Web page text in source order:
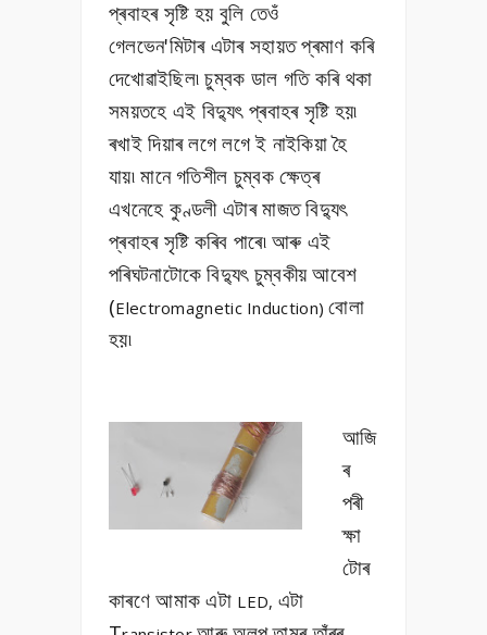
প্ৰবাহৰ সৃষ্টি হয় বুলি তেওঁ
গেলভেন'মিটাৰ এটাৰ সহায়ত প্ৰমাণ কৰি
দেখোৱাইছিল৷ চুম্বক ডাল গতি কৰি থকা
সময়তহে এই বিদ্যুৎ প্ৰবাহৰ সৃষ্টি হয়৷
ৰখাই দিয়াৰ লগে লগে ই নাইকিয়া হৈ
যায়৷ মানে গতিশীল চুম্বক ক্ষেত্ৰ
এখনেহে কুণ্ডলী এটাৰ মাজত বিদ্যুৎ
প্ৰবাহৰ সৃষ্টি কৰিব পাৰে৷ আৰু এই
পৰিঘটনাটোকে বিদ্যুৎ চুম্বকীয় আবেশ
(Electromagnetic Induction)বোলা
হয়৷
আজি
ৰ
পৰী
ক্ষা
টোৰ
কাৰণে আমাক এটা LED, এটা